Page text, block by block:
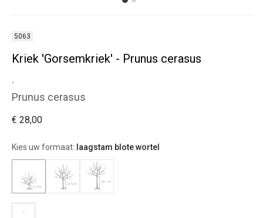
5063
Kriek 'Gorsemkriek' - Prunus cerasus
.
Prunus cerasus
€ 28,00
Kies uw formaat: laagstam blote wortel
-